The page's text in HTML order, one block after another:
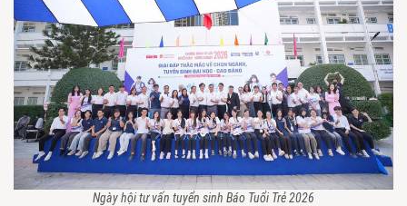
Ngày hội tư vấn tuyển sinh Báo Tuổi Trẻ 2026